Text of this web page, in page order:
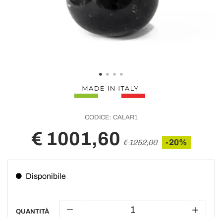
CODICE: CALAR1
€ 1001,60 € 1252,00 -20%
Disponibile
QUANTITÀ